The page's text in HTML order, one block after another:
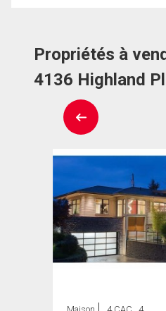
Propriétés à
4136 Highland